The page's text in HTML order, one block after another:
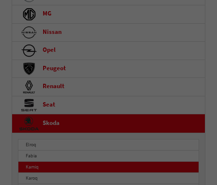
MG
Nissan
Opel
Peugeot
Renault
Seat
Skoda
Elroq
Fabia
Kamiq
Karoq